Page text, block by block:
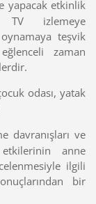
yapacak etkinlik
TV izlemeye
teşvik
zaman
odası, yatak
davranışları ve
etkilerinin anne
ilgili
bir